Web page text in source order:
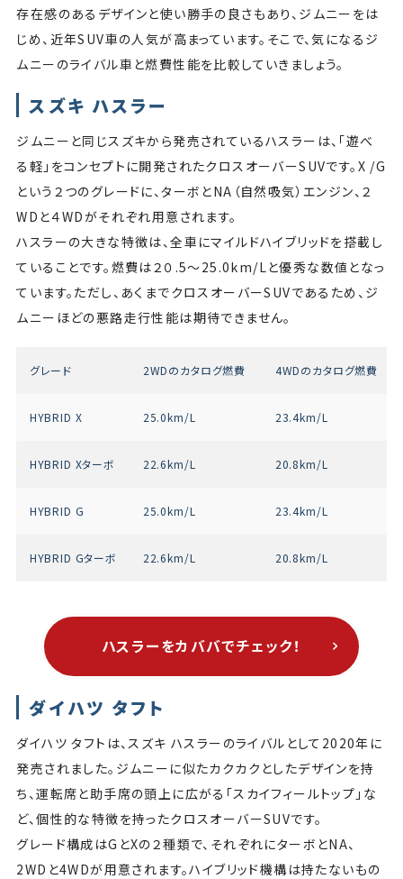
存在感のあるデザインと使い勝手の良さもあり、ジムニーをは
じめ、近年SUV車の人気が高まっています。そこで、気になるジ
ムニーのライバル車と燃費性能を比較していきましょう。
スズキ ハスラー
ジムニーと同じスズキから発売されているハスラーは、「遊べ
る軽」をコンセプトに開発されたクロスオーバーSUVです。X /G
という２つのグレードに、ターボとNA（自然吸気）エンジン、２
WDと４WDがそれぞれ用意されます。
ハスラーの大きな特徴は、全車にマイルドハイブリッドを搭載し
ていることです。燃費は２０.5〜25.0km/Lと優秀な数値となっ
ています。ただし、あくまでクロスオーバーSUVであるため、ジ
ムニーほどの悪路走行性能は期待できません。
グレード 2WDのカタログ燃費 4WDのカタログ燃費
HYBRID X 25.0km/L 23.4km/L
HYBRID Xターボ 22.6km/L 20.8km/L
HYBRID G 25.0km/L 23.4km/L
HYBRID Gターボ 22.6km/L 20.8km/L
ハスラーをカババでチェック！
ダイハツ タフト
ダイハツ タフトは、スズキ ハスラーのライバルとして2020年に
発売されました。ジムニーに似たカクカクとしたデザインを持
ち、運転席と助手席の頭上に広がる「スカイフィールトップ」な
ど、個性的な特徴を持ったクロスオーバーSUVです。
グレード構成はGとXの２種類で、それぞれにターボとNA、
2WDと4WDが用意されます。ハイブリッド機構は持たないもの